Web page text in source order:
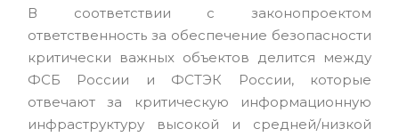
В соответствии с законопроектом
ответственность за обеспечение безопасности
критически важных объектов делится между
ФСБ России и ФСТЭК России, которые
отвечают за критическую информационную
инфраструктуру высокой и средней/низкой